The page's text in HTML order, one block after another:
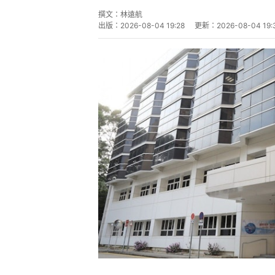
撰文： 林遠航
出版： 2026-08-04 19:28 更新： 2026-08-04